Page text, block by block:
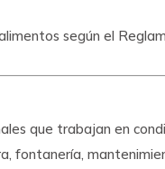
según el
que trabajan en
fontanería,